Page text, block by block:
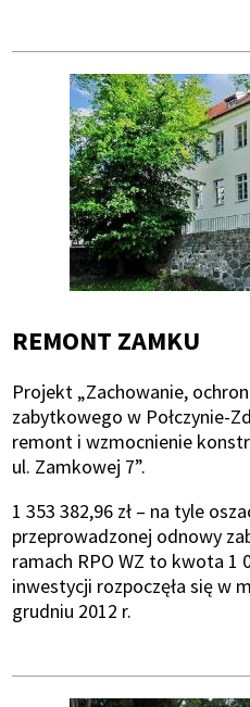
REMONT ZAMKU
Projekt „Zachowanie,
zabytkowego w Połczynie-
remont i wzmocnienie
ul. Zamkowej 7”.
1 353 382,96 zł – na tyle
przeprowadzonej odnowy
ramach RPO WZ to kwota 1
inwestycji rozpoczęła się w
grudniu 2012 r.